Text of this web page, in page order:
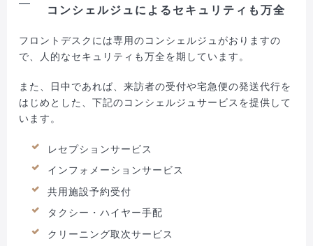
コンシェルジュによるセキュリティも万全
フロントデスクには専用のコンシェルジュがおりますの
で、人的なセキュリティも万全を期しています。
また、日中であれば、来訪者の受付や宅急便の発送代行を
はじめとした、下記のコンシェルジュサービスを提供して
います。
レセプションサービス
インフォメーションサービス
共用施設予約受付
タクシー・ハイヤー手配
クリーニング取次サービス